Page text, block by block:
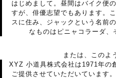
はじめまして。昼間はバイク便
すが、俳優志望でもあります。
スに住み、ジャックという名前
なものはピニャコラーダ、
または、このよ
XYZ 小道具株式会社は1971年の
ご提供させていただいています
バ
アクセ
【
価格帯
並び順